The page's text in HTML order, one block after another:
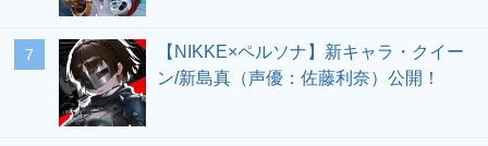
7
【NIKKE×ペルソナ】新キャラ・クイー
ン/新島真（声優：佐藤利奈）公開！